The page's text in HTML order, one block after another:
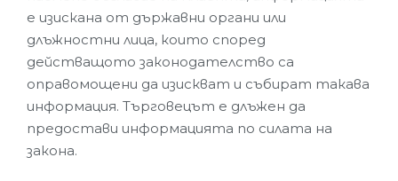
е изискана от държавни органи или
длъжностни лица, които според
действащото законодателство са
оправомощени да изискват и събират такава
информация. Търговецът е длъжен да
предостави информацията по силата на
закона.